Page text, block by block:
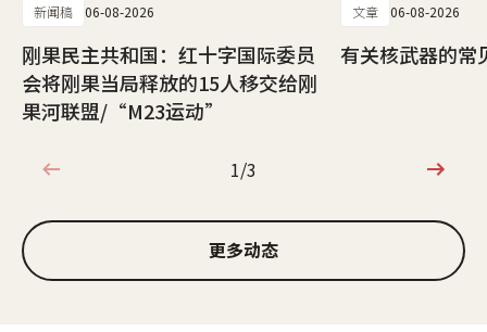
新闻稿 06-08-2026
刚果民主共和国：红十字国际委员
会将刚果当局释放的15人移交给刚
果河联盟/“M23运动”
文章 06-08-2026
有关核武器的常
1/3
1/3
更多动态